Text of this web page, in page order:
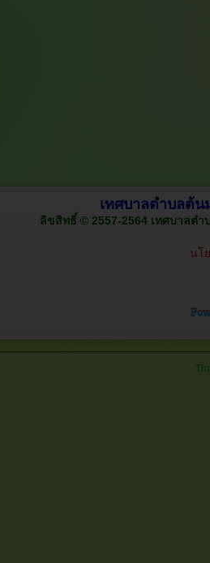
เทศบาลตำบลต้น
ลิขสิทธิ์ © 2557-2564 เทศบาลตำ
นโ